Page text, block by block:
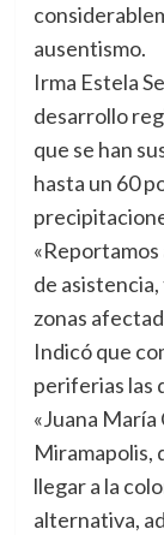
ausentismo.
Irma Estela
desarrollo
que se han
hasta un 60
de
zonas
Indicó que
periferias las
«Juana María
Miramapolis,
llegar a la
alternativa,